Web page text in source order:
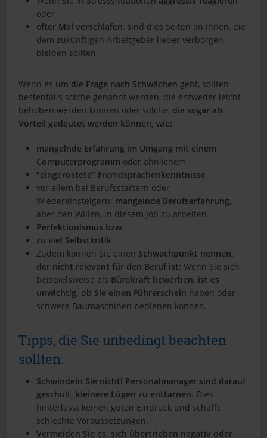
oder
öfter Mal verschlafen, sind dies Seiten an Ihnen, die
dem zukünftigen Arbeitgeber lieber verborgen
bleiben sollten.
Wenn es um die Frage nach Schwächen geht, sollten
bestenfalls solche genannt werden, die entweder leicht
behoben werden können oder solche, die sogar als
Vorteil gedeutet werden können, wie:
mangelnde Erfahrung im Umgang mit einem
Computerprogramm oder ähnlichem
“eingerostete” Fremdsprachenkenntnisse
vor allem bei Berufsstartern oder
Wiedereinsteigern: mangelnde Berufserfahrung,
aber den Willen, in diesem Job zu arbeiten
Perfektionismus bzw.
zu viel Selbstkritik
Zudem können Sie einen Schwachpunkt nennen,
der nicht relevant für den Beruf ist: Wenn Sie sich
beispielsweise als Bürokraft bewerben, ist es
unwichtig, ob Sie einen Führerschein haben oder
schwere Baumaschinen bedienen können.
Tipps, die Sie unbedingt beachten
sollten:
Schwindeln Sie nicht! Personalmanager sind darauf
geschult, kleinere Lügen zu enttarnen. Dies
hinterlässt keinen guten Eindruck und schafft
schlechte Voraussetzungen.
Vermeiden Sie es, sich übertrieben negativ oder